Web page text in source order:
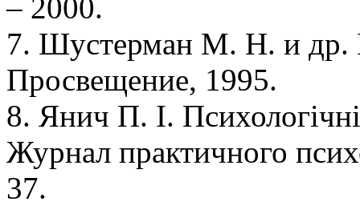
– 2000.
7. Шустерман М. Н. и др.
Просвещение, 1995.
8. Янич П. І.
Журнал практичного
37.